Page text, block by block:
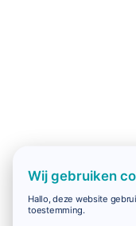
Wij gebruiken
Hallo, deze website
toestemming.